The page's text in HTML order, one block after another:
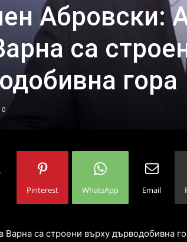
Абровски:
са
гора
0
Pinterest WhatsApp Email
Варна са строени върху дърводобивна